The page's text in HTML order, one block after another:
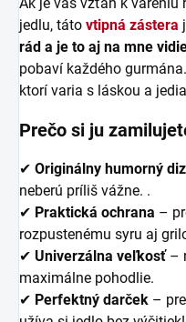
jedlu, táto vtipná zástera
rád a je to aj na mne
pobaví každého
ktorí varia s láskou a
Prečo si ju
✔ Originálny humorný
neberú príliš vážne. .
✔ Praktická ochrana –
rozpustenému syru aj
✔ Univerzálna veľkosť–
maximálne pohodlie.
✔ Perfektný darček –